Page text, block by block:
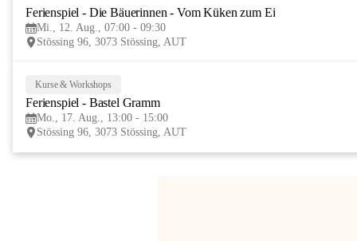
Ferienspiel - Die Bäuerinnen - Vom Küken zum Ei
Mi., 12. Aug., 07:00 - 09:30
Stössing 96, 3073 Stössing, AUT
Kurse & Workshops
Ferienspiel - Bastel Gramm
Mo., 17. Aug., 13:00 - 15:00
Stössing 96, 3073 Stössing, AUT